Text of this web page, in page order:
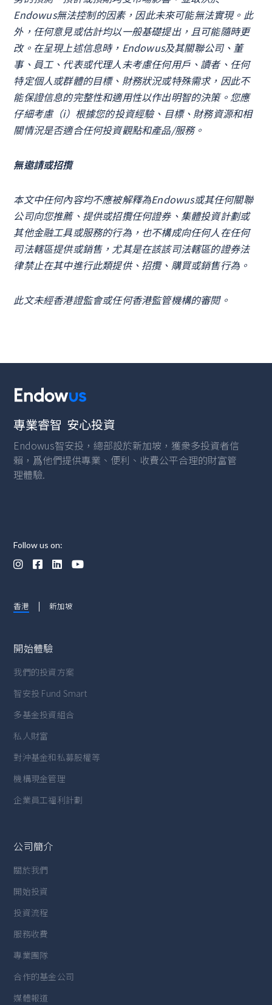
Endowus無法控制的因素，因此未來可能無法實現。此
外，任何意見或估計均以一般基礎提出，且可能隨時更
改。在呈現上述信息時，Endowus及其關聯公司、董
事、員工、代表或代理人未考慮任何用戶、讀者、任何
特定個人或群體的目標、財務狀況或特殊需求，因此不
能保證信息的完整性和適用性以作出明智的決策。您應
仔細考慮（i）根據您的投資經驗、目標、財務資源和相
關情況是否適合任何投資觀點和產品/服務。
無邀請或招攬
本文中任何內容均不應被解釋為Endowus或其任何關聯
公司向您推薦、提供或招攬任何證券、集體投資計劃或
其他金融工具或服務的行為，也不構成向任何人在任何
司法轄區提供或銷售，尤其是在該該司法轄區的證券法
律禁止在其中進行此類提供、招攬、購買或銷售行為。
此文未經香港證監會或任何香港監管機構的審閱。
專業睿智 安心投資
Endowus智安投，總部設於新加坡，獲衆多投資者信
賴，爲他們提供專業、便利、收費公平合理的財富管
理體驗.
Follow us on:
   
香港 新加坡
開始體驗
我們的投資方案
智安投 Fund Smart
多基金投資組合
私人財富
對沖基金和私募股權等
機構現金管理
企業員工福利計劃
公司簡介
關於我們
開始投資
投資流程
服務收費
專業團隊
合作的基金公司
媒體報道